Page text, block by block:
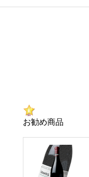
お勧め商品